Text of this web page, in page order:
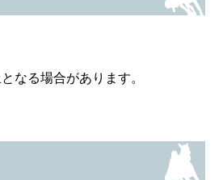
なる場合があります。